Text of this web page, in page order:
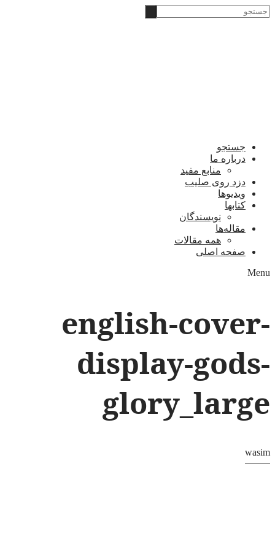
Skip
to
‫جستجو
جستجو
درباره ما
منابع مفید
دزد روی صلیب
ویدیوها
کتابها
نویسندگان
مقاله‌ها
همه مقالات
صفحه اصلی
Menu
english-cover-
display-gods-
glory_large
wasim